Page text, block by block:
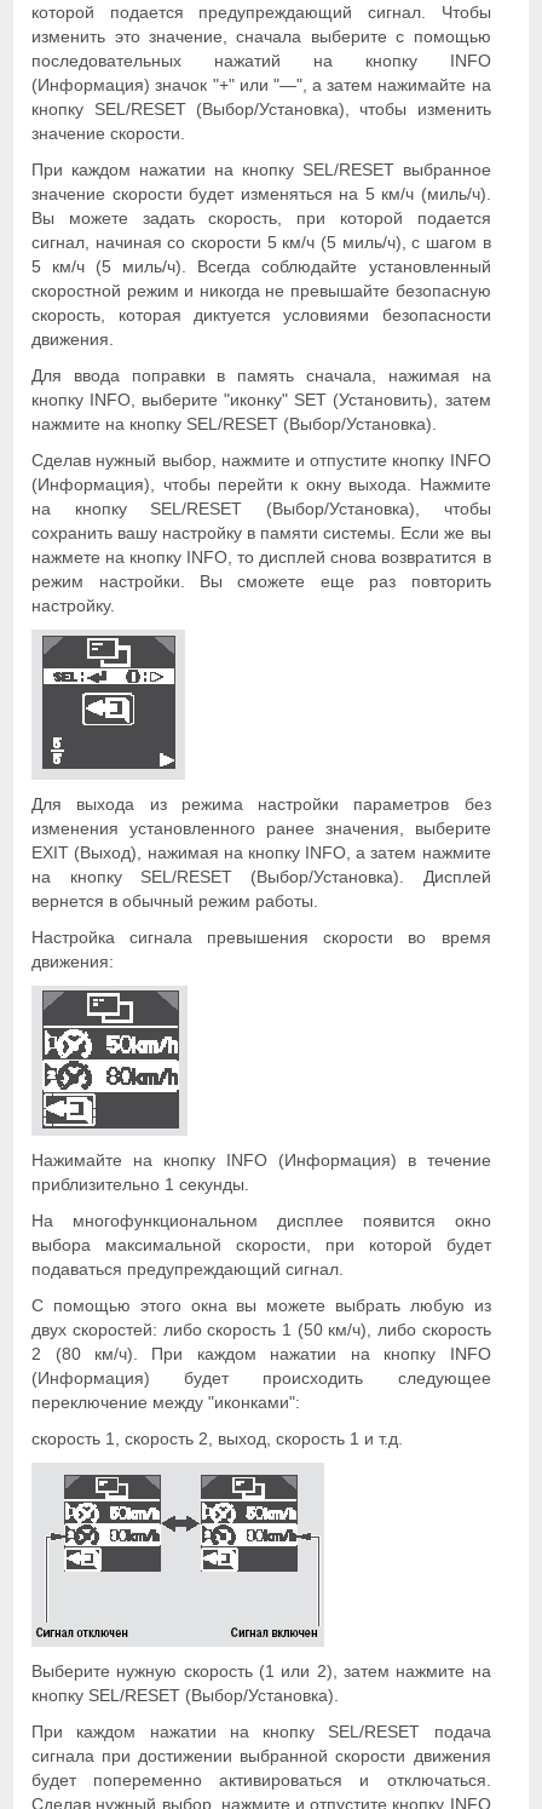
которой подается предупреждающий сигнал. Чтобы
изменить это значение, сначала выберите с помощью
последовательных нажатий на кнопку INFO
(Информация) значок "+" или "—", а затем нажимайте на
кнопку SEL/RESET (Выбор/Установка), чтобы изменить
значение скорости.
При каждом нажатии на кнопку SEL/RESET выбранное
значение скорости будет изменяться на 5 км/ч (миль/ч).
Вы можете задать скорость, при которой подается
сигнал, начиная со скорости 5 км/ч (5 миль/ч), с шагом в
5 км/ч (5 миль/ч). Всегда соблюдайте установленный
скоростной режим и никогда не превышайте безопасную
скорость, которая диктуется условиями безопасности
движения.
Для ввода поправки в память сначала, нажимая на
кнопку INFO, выберите "иконку" SET (Установить), затем
нажмите на кнопку SEL/RESET (Выбор/Установка).
Сделав нужный выбор, нажмите и отпустите кнопку INFO
(Информация), чтобы перейти к окну выхода. Нажмите
на кнопку SEL/RESET (Выбор/Установка), чтобы
сохранить вашу настройку в памяти системы. Если же вы
нажмете на кнопку INFO, то дисплей снова возвратится в
режим настройки. Вы сможете еще раз повторить
настройку.
Для выхода из режима настройки параметров без
изменения установленного ранее значения, выберите
EXIT (Выход), нажимая на кнопку INFO, а затем нажмите
на кнопку SEL/RESET (Выбор/Установка). Дисплей
вернется в обычный режим работы.
Настройка сигнала превышения скорости во время
движения:
Нажимайте на кнопку INFO (Информация) в течение
приблизительно 1 секунды.
На многофункциональном дисплее появится окно
выбора максимальной скорости, при которой будет
подаваться предупреждающий сигнал.
С помощью этого окна вы можете выбрать любую из
двух скоростей: либо скорость 1 (50 км/ч), либо скорость
2 (80 км/ч). При каждом нажатии на кнопку INFO
(Информация) будет происходить следующее
переключение между "иконками":
скорость 1, скорость 2, выход, скорость 1 и т.д.
Выберите нужную скорость (1 или 2), затем нажмите на
кнопку SEL/RESET (Выбор/Установка).
При каждом нажатии на кнопку SEL/RESET подача
сигнала при достижении выбранной скорости движения
будет попеременно активироваться и отключаться.
Сделав нужный выбор, нажмите и отпустите кнопку INFO